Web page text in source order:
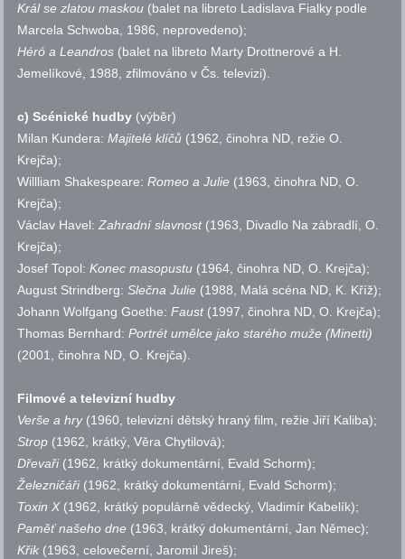
Král se zlatou maskou (balet na libreto Ladislava Fialky podle
Marcela Schwoba, 1986, neprovedeno);
Héró a Leandros (balet na libreto Marty Drottnerové a H.
Jemelíkové, 1988, zfilmováno v Čs. televizi).
c) Scénické hudby (výběr)
Milan Kundera:Majitelé klíčů (1962, činohra ND, režie O.
Krejča);
Willliam Shakespeare:Romeo a Julie (1963, činohra ND, O.
Krejča);
Václav Havel:Zahradní slavnost(1963, Divadlo Na zábradlí, O.
Krejča);
Josef Topol:Konec masopustu (1964, činohra ND, O. Krejča);
August Strindberg:Slečna Julie (1988, Malá scéna ND, K. Kříž);
Johann Wolfgang Goethe:Faust (1997, činohra ND, O. Krejča);
Thomas Bernhard:Portrét umělce jako starého muže (Minetti)
(2001, činohra ND, O. Krejča).
Filmové a televizní hudby
Verše a hry(1960, televizní dětský hraný film, režie Jiří Kaliba);
Strop (1962, krátký, Věra Chytilová);
Dřevaři(1962, krátký dokumentární, Evald Schorm);
Železničáři (1962, krátký dokumentární, Evald Schorm);
Toxin X(1962, krátký populárně vědecký, Vladimír Kabelík);
Paměť našeho dne (1963, krátký dokumentární, Jan Němec);
Křik (1963, celovečerní, Jaromil Jireš);